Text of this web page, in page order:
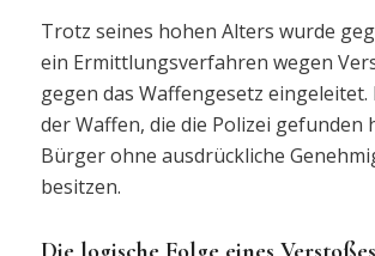
Trotz seines hohen Alters wurde
ein Ermittlungsverfahren wegen
gegen das Waffengesetz eingeleitet.
der Waffen, die die Polizei gefunden
Bürger ohne ausdrückliche
besitzen.